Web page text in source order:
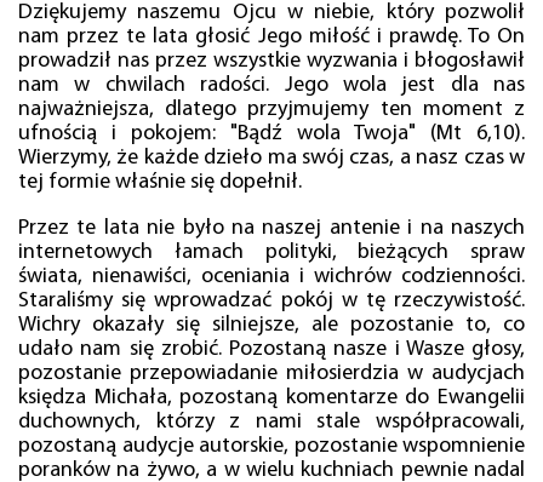
Dziękujemy naszemu Ojcu w niebie, który pozwolił
nam przez te lata głosić Jego miłość i prawdę. To On
prowadził nas przez wszystkie wyzwania i błogosławił
nam w chwilach radości. Jego wola jest dla nas
najważniejsza, dlatego przyjmujemy ten moment z
ufnością i pokojem: "Bądź wola Twoja" (Mt 6,10).
Wierzymy, że każde dzieło ma swój czas, a nasz czas w
tej formie właśnie się dopełnił.
Przez te lata nie było na naszej antenie i na naszych
internetowych łamach polityki, bieżących spraw
świata, nienawiści, oceniania i wichrów codzienności.
Staraliśmy się wprowadzać pokój w tę rzeczywistość.
Wichry okazały się silniejsze, ale pozostanie to, co
udało nam się zrobić. Pozostaną nasze i Wasze głosy,
pozostanie przepowiadanie miłosierdzia w audycjach
księdza Michała, pozostaną komentarze do Ewangelii
duchownych, którzy z nami stale współpracowali,
pozostaną audycje autorskie, pozostanie wspomnienie
poranków na żywo, a w wielu kuchniach pewnie nadal